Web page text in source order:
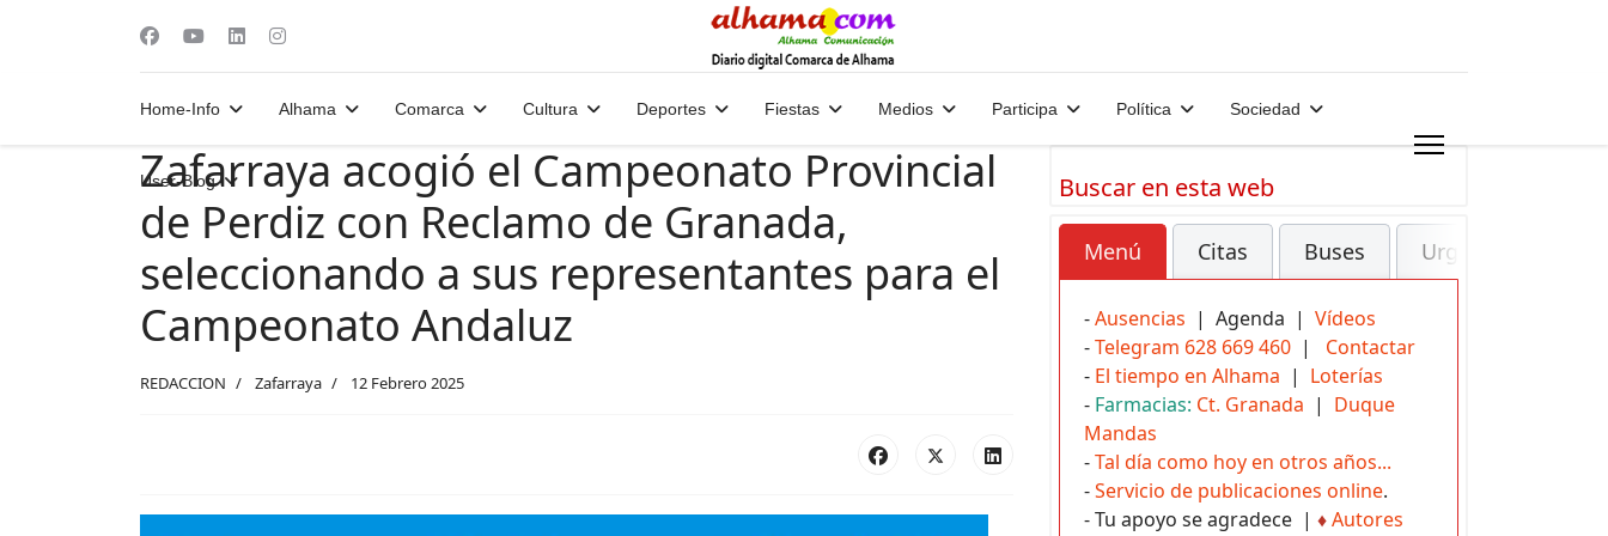
Home-Info Alhama Comarca Cultura Deportes Fiestas Medios Participa Política Sociedad
User-Blog
Zafarraya acogió el Campeonato Provincial
de Perdiz con Reclamo de Granada,
seleccionando a sus representantes para el
Campeonato Andaluz
REDACCION Zafarraya 12 Febrero 2025
Buscar en esta web
Menú Citas Buses Urgencias
-Ausencias | Agenda | Vídeos
-Telegram 628 669 460 | Contactar
- El tiempo en Alhama | Loterías
- Farmacias: Ct. Granada | Duque
Mandas
-Tal día como hoy en otros años...
-Servicio de publicaciones online.
- Tu apoyo se agradece | ♦Autores